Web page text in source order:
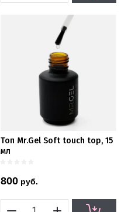
Топ Mr.Gel Soft touch top, 15
мл
800 руб.